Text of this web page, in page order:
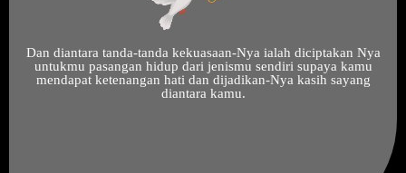
Dan diantara tanda-tanda kekuasaan-Nya ialah diciptakan Nya
untukmu pasangan hidup dari jenismu sendiri supaya kamu
mendapat ketenangan hati dan dijadikan-Nya kasih sayang
diantara kamu.